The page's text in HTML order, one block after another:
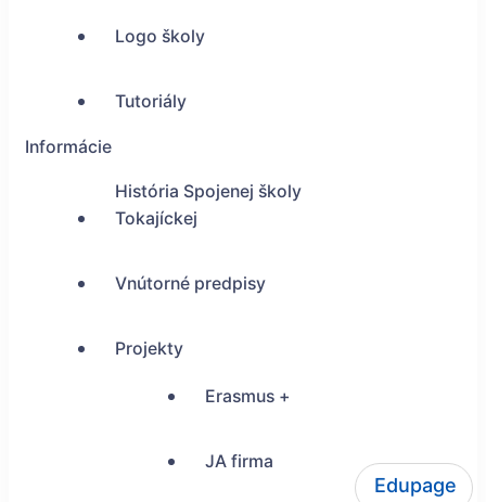
Logo školy
Tutoriály
Informácie
História Spojenej školy
Tokajíckej
Vnútorné predpisy
Projekty
Erasmus +
JA firma
Edupage